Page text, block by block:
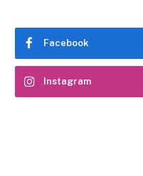
Facebook
Instagram